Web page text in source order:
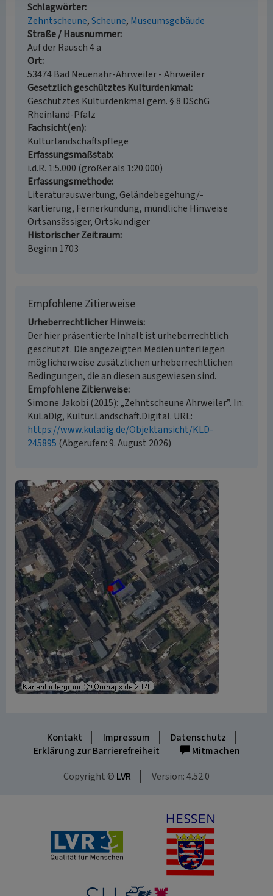
Schlagwörter
Zehntscheune Scheune Museumsgebäude
Straße / Hausnummer
Auf der Rausch 4 a
Ort
53474 Bad Neuenahr-Ahrweiler - Ahrweiler
Gesetzlich geschütztes Kulturdenkmal
Geschütztes Kulturdenkmal gem. § 8 DSchG
Rheinland-Pfalz
Fachsicht(en)
Kulturlandschaftspflege
Erfassungsmaßstab
i.d.R. 1:5.000 (größer als 1:20.000)
Erfassungsmethode
Literaturauswertung, Geländebegehung/-
kartierung, Fernerkundung, mündliche Hinweise
Ortsansässiger, Ortskundiger
Historischer Zeitraum
Beginn 1703
Empfohlene Zitierweise
Urheberrechtlicher Hinweis
Der hier präsentierte Inhalt ist urheberrechtlich
geschützt. Die angezeigten Medien unterliegen
möglicherweise zusätzlichen urheberrechtlichen
Bedingungen, die an diesen ausgewiesen sind.
Empfohlene Zitierweise
Simone Jakobi (2015): „Zehntscheune Ahrweiler”. In:
KuLaDig, Kultur.Landschaft.Digital. URL:
https://www.kuladig.de/Objektansicht/KLD-
245895 (Abgerufen: 9. August 2026)
Kontakt Impressum
Datenschutz
Erklärung zur Barrierefreiheit
Mitmachen
Copyright © LVR Version: 4.52.0